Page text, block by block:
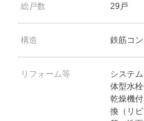
総戸数 29戸
構造 鉄筋コン
リフォーム等
システ
体型水
乾燥機
換（リ